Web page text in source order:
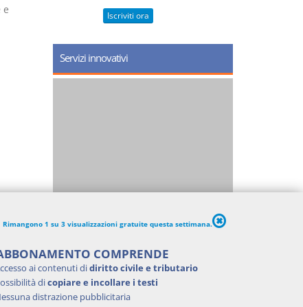
e
Iscriviti ora
Servizi innovativi
Rimangono 1 su 3 visualizzazioni gratuite questa settimana.
COMPRENDE
ai contenuti didiritto civile e tributario
dicopiare e incollare i testi
distrazione pubblicitaria